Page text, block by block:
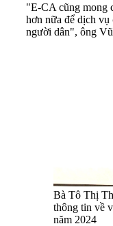
"E-CA cũng mong
hơn nữa để dịch
người dân", ông
Bà Tô Thị
thông tin về
năm 2024